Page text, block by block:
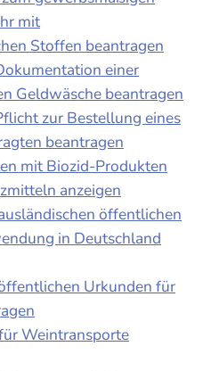
mit
Stoffen beantragen
einer
Geldwäsche beantragen
zur Bestellung eines
beantragen
mit Biozid-Produkten
anzeigen
öffentlichen
in Deutschland
Urkunden für
Weintransporte